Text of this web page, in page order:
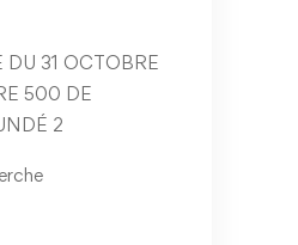
DU 31 OCTOBRE
500 DE
2